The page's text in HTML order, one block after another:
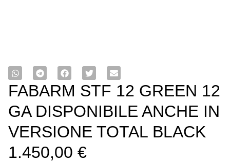
FABARM STF 12 GREEN 12
GA DISPONIBILE ANCHE IN
VERSIONE TOTAL BLACK
1.450,00 €